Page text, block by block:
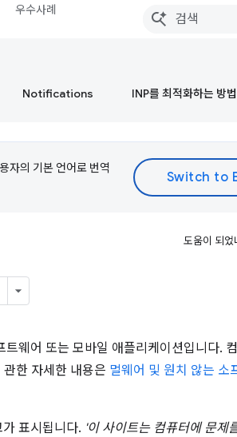
우수사례
Notifications INP를 최적화하는 방법
자의 기본 언어로 번역
도움이 되었
웨어 또는 모바일 애플리케이션입니다.
한 자세한 내용은 멀웨어 및 원치 않는 소
표시됩니다. '이 사이트는 컴퓨터에 문제